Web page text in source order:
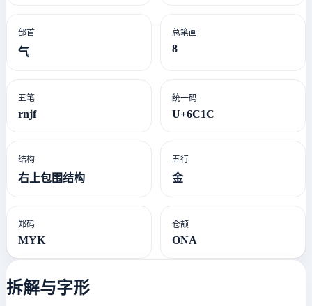
部首
气
总笔画
8
五笔
rnjf
统一码
U+6C1C
结构
右上包围结构
五行
金
郑码
MYK
仓颉
ONA
拆解与字形